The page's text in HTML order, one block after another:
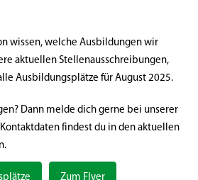
wissen, welche Ausbildungen wir
aktuellen Stellenausschreibungen,
Ausbildungsplätze für August 2025.
Dann melde dich gerne bei unserer
findest du in den aktuellen
Zum Flyer